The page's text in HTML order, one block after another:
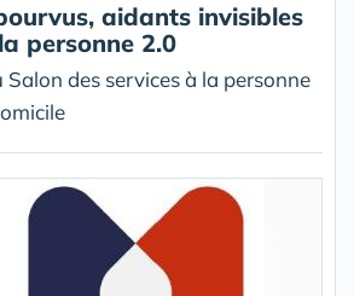
aidants invisibles
personne 2.0
des services à la personne